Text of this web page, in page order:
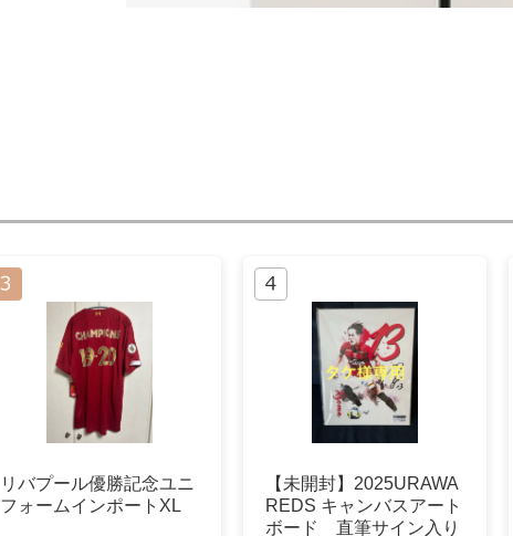
リバプール優勝記念ユニ
フォームインポートXL
【未開封】2025URAWA
REDS キャンバスアート
ボード 直筆サイン入り